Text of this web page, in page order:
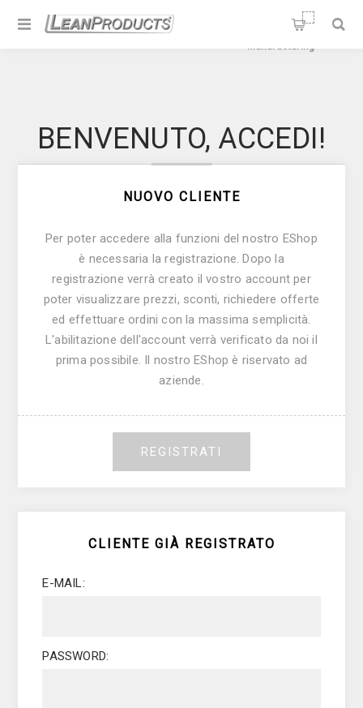
Soluzioni per la Lean
Manufacturing
BENVENUTO, ACCEDI!
NUOVO CLIENTE
Per poter accedere alla funzioni del nostro E­Shop
è necessaria la registrazione. Dopo la
registrazione verrà creato il vostro account per
poter visualizzare prezzi, sconti, richiedere offerte
ed effettuare ordini con la massima semplicità.
L'abilitazione dell'account verrà verificato da noi il
prima possibile. Il nostro E­Shop è riservato ad
aziende.
REGISTRATI
CLIENTE GIÀ REGISTRATO
E-MAIL:
PASSWORD: